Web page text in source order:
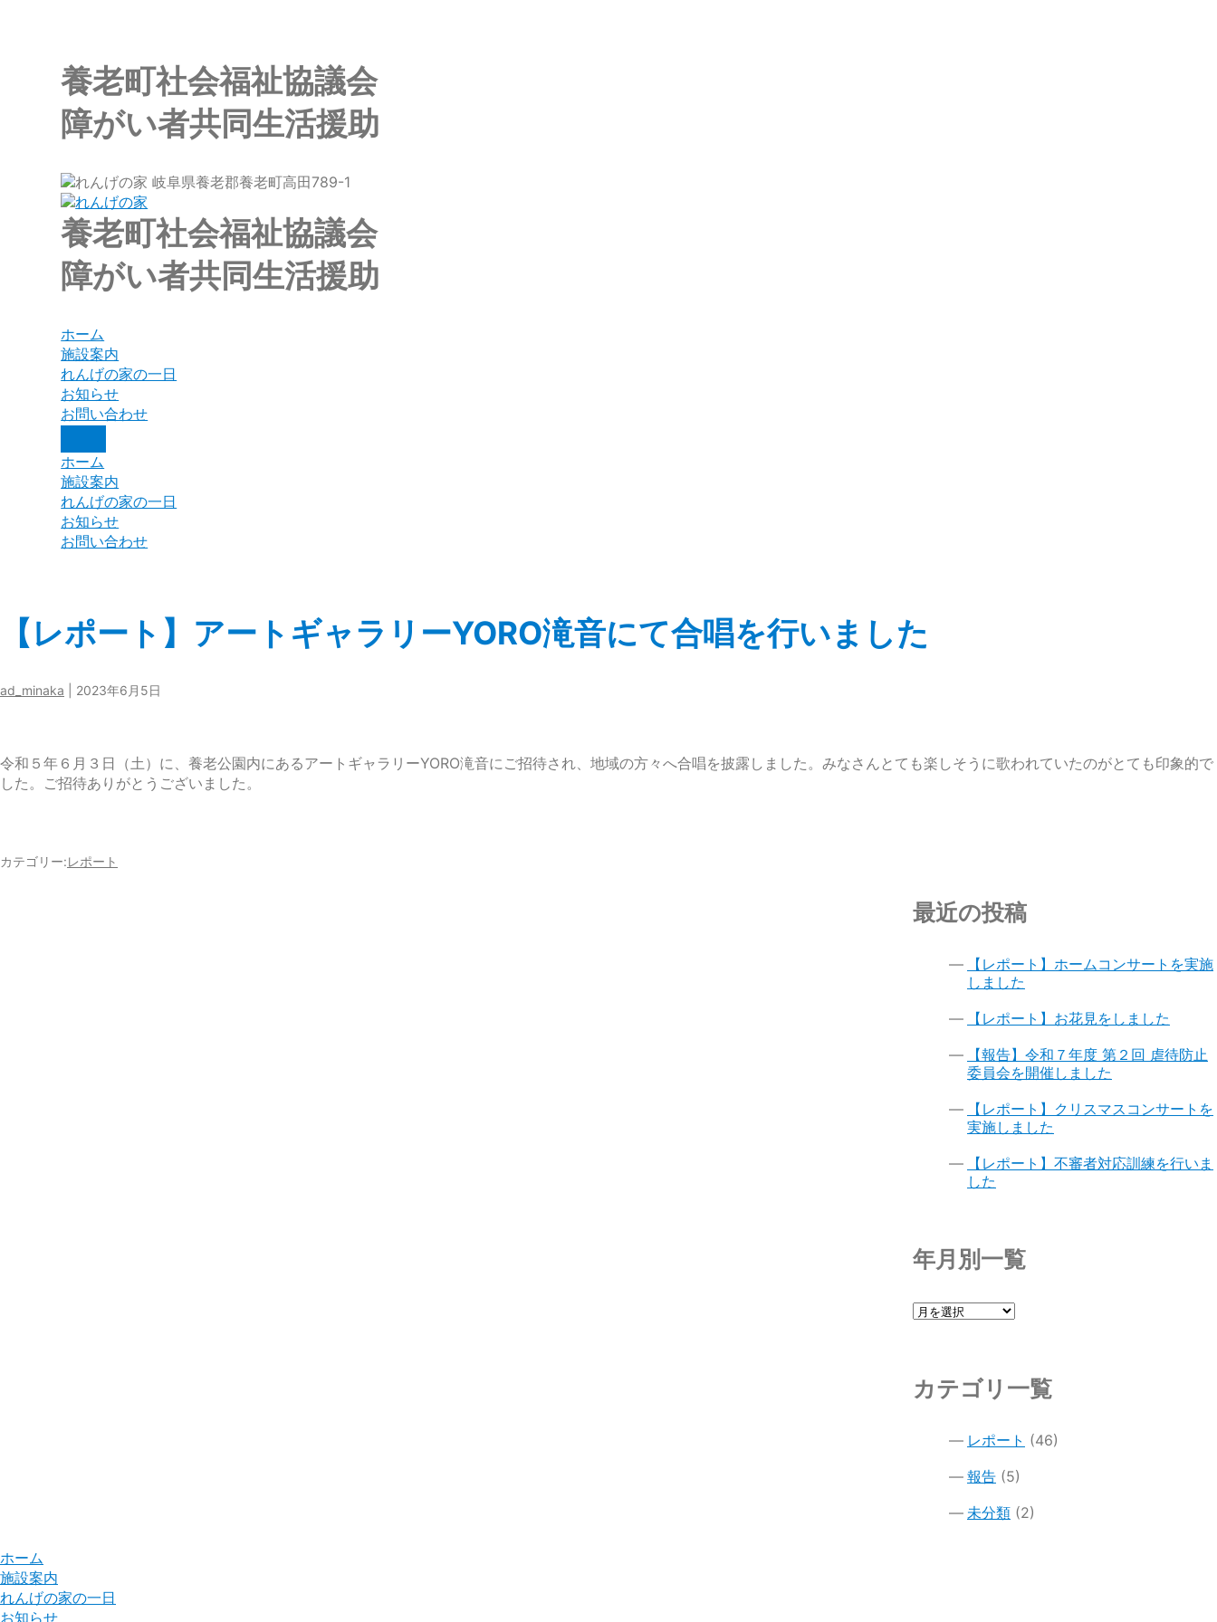
養老町社会福祉協議会
障がい者共同生活援助
岐阜県養老郡養老町高田789-1
養老町社会福祉協議会
障がい者共同生活援助
ホーム
施設案内
れんげの家の一日
お知らせ
お問い合わせ
ホーム
施設案内
れんげの家の一日
お知らせ
お問い合わせ
【レポート】アートギャラリーYORO滝音にて合唱を行いました
ad_minaka 2023年6月5日
令和５年６月３日（土）に、養老公園内にあるアートギャラリーYORO滝音にご招待され、地域の方々へ合唱を披露しました。みなさんとても楽しそうに歌われていたのがとても印象的で
した。ご招待ありがとうございました。
カテゴリー:レポート
最近の投稿
【レポート】ホームコンサートを実施
しました
【レポート】お花見をしました
【報告】令和７年度 第２回 虐待防止
委員会を開催しました
【レポート】クリスマスコンサートを
実施しました
【レポート】不審者対応訓練を行いま
した
年月別一覧
年
覧
カテゴリ一覧
レポート (46)
報告 (5)
未分類 (2)
ホーム
施設案内
れんげの家の一日
お知らせ